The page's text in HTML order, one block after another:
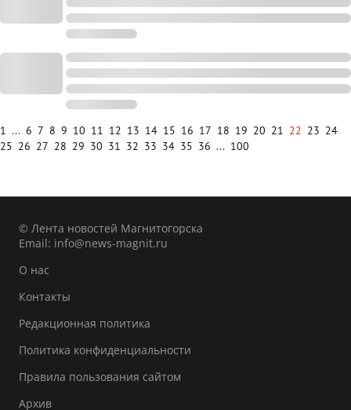
1 ... 6 7 8 9 10 11 12 13 14 15 16 17 18 19 20 21 22 23 24
25 26 27 28 29 30 31 32 33 34 35 36 ... 100
© Лента новостей Магнитогорска
Email: info@news-magnit.ru
О нас
Контакты
Редакционная политика
Политика конфиденциальности
Правила пользования сайтом
Архив